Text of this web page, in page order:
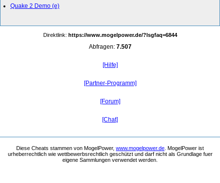
Quake 2 Demo (e)
Direktlink: https://www.mogelpower.de/?lsgfaq=6844
Abfragen: 7.507
[Hilfe]
[Partner-Programm]
[Forum]
[Chat]
Diese Cheats stammen von MogelPower, www.mogelpower.de . MogelPower ist
urheberrechtlich wie wettbewerbsrechtlich geschützt und darf nicht als Grundlage fuer
eigene Sammlungen verwendet werden.